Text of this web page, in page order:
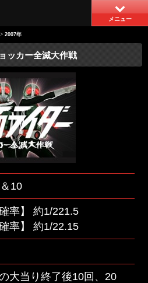
メニュー
> 2007年
ッカー全滅大作戦
10
確率】 約1/221.5
確率】 約1/22.15
大当り終了後10回、20